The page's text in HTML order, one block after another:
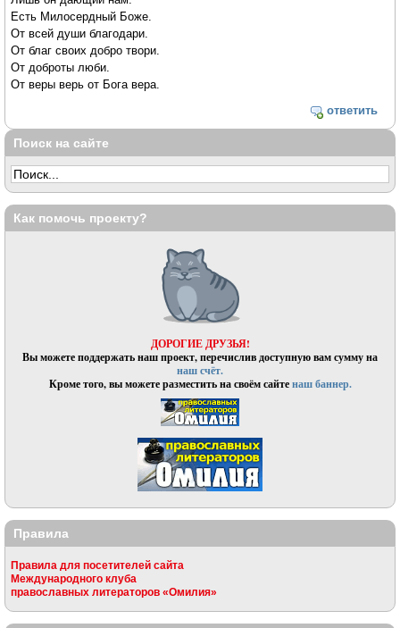
Есть Милосердный Боже.
От всей души благодари.
От благ своих добро твори.
От доброты люби.
От веры верь от Бога вера.
ответить
Поиск на сайте
Как помочь проекту?
ДОРОГИЕ ДРУЗЬЯ!
Вы можете поддержать наш проект, перечислив доступную вам сумму на
наш счёт.
Кроме того, вы можете разместить на своём сайтенаш баннер.
Правила
Правила для посетителей сайта
Международного клуба
православных литераторов «Омилия»